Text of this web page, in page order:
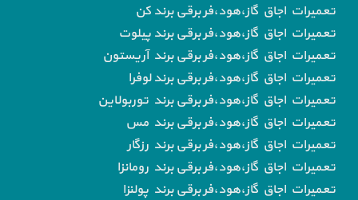
تعمیرات اجاق گاز،هود،فر برقی برند کن
تعمیرات اجاق گاز،هود،فر برقی برند پیلوت
تعمیرات اجاق گاز،هود،فر برقی برند آریستون
تعمیرات اجاق گاز،هود،فر برقی برند لوفرا
تعمیرات اجاق گاز،هود،فر برقی برند توربولاین
تعمیرات اجاق گاز،هود،فر برقی برند مس
تعمیرات اجاق گاز،هود،فر برقی برند رزگار
تعمیرات اجاق گاز،هود،فر برقی برند رومانزا
تعمیرات اجاق گاز،هود،فر برقی برند پولنزا